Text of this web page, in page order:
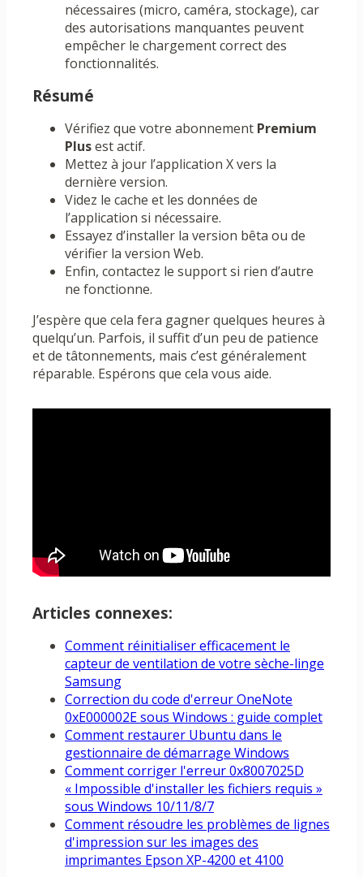
nécessaires (micro, caméra, stockage), car
des autorisations manquantes peuvent
empêcher le chargement correct des
fonctionnalités.
Résumé
Vérifiez que votre abonnement Premium
Plusest actif.
Mettez à jour l’application X vers la
dernière version.
Videz le cache et les données de
l’application si nécessaire.
Essayez d’installer la version bêta ou de
vérifier la version Web.
Enfin, contactez le support si rien d’autre
ne fonctionne.
J’espère que cela fera gagner quelques heures à
quelqu’un. Parfois, il suffit d’un peu de patience
et de tâtonnements, mais c’est généralement
réparable. Espérons que cela vous aide.
Articles connexes:
Comment réinitialiser efficacement le
capteur de ventilation de votre sèche-linge
Samsung
Correction du code d'erreur OneNote
0xE000002E sous Windows : guide complet
Comment restaurer Ubuntu dans le
gestionnaire de démarrage Windows
Comment corriger l'erreur 0x8007025D
« Impossible d'installer les fichiers requis »
sous Windows 10/11/8/7
Comment résoudre les problèmes de lignes
d'impression sur les images des
imprimantes Epson XP-4200 et 4100